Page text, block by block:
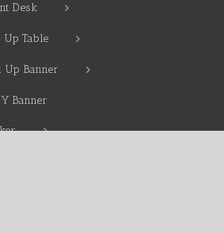
Desk
Up Table
Up Banner
Banner